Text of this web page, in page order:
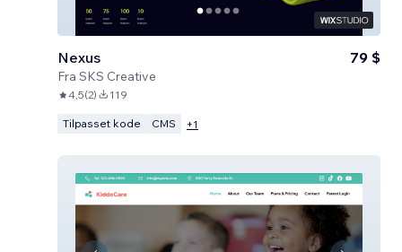
Nexus
Fra SKS Creative
79 $
4,5(2) 119
Tilpasset kode CMS +1